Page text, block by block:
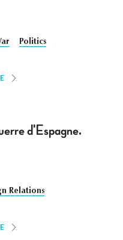
Politics
d'Espagne.
Relations